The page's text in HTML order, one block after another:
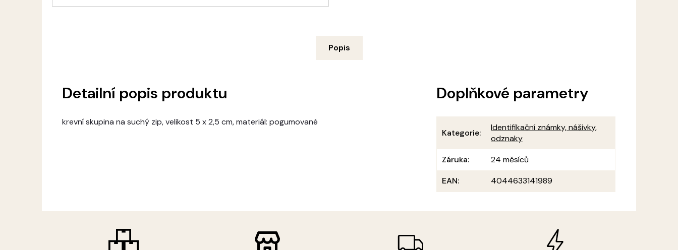
Popis
Detailní popis produktu
krevní skupina na suchý zip, velikost 5 x 2,5 cm, materiál: pogumované
Doplňkové parametry
Kategorie:
Identifikační známky, nášivky,
odznaky
Záruka:
24 měsíců
EAN: 4044633141989